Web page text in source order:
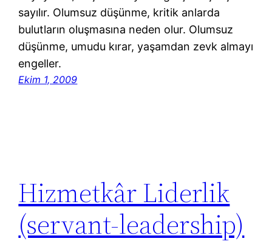
sayılır. Olumsuz düşünme, kritik anlarda
bulutların oluşmasına neden olur. Olumsuz
düşünme, umudu kırar, yaşamdan zevk almayı
engeller.
Ekim 1, 2009
Hizmetkâr Liderlik
(servant-leadership)